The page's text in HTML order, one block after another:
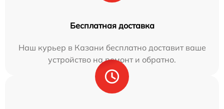
Бесплатная доставка
Наш курьер в Казани бесплатно доставит ваше
устройство на ремонт и обратно.